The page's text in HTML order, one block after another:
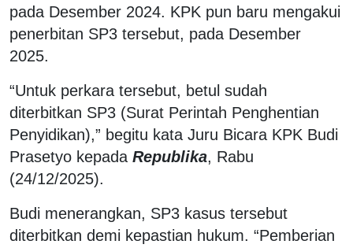
pada Desember 2024. KPK pun baru mengakui
penerbitan SP3 tersebut, pada Desember
2025.
“Untuk perkara tersebut, betul sudah
diterbitkan SP3 (Surat Perintah Penghentian
Penyidikan),” begitu kata Juru Bicara KPK Budi
Prasetyo kepada Republika, Rabu
(24/12/2025).
Budi menerangkan, SP3 kasus tersebut
diterbitkan demi kepastian hukum. “Pemberian